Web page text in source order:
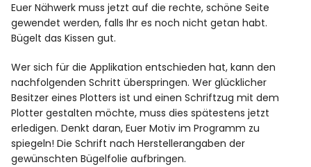
Euer Nähwerk muss jetzt auf die rechte, schöne Seite
gewendet werden, falls Ihr es noch nicht getan habt.
Bügelt das Kissen gut.
Wer sich für die Applikation entschieden hat, kann den
nachfolgenden Schritt überspringen. Wer glücklicher
Besitzer eines Plotters ist und einen Schriftzug mit dem
Plotter gestalten möchte, muss dies spätestens jetzt
erledigen. Denkt daran, Euer Motiv im Programm zu
spiegeln! Die Schrift nach Herstellerangaben der
gewünschten Bügelfolie aufbringen.